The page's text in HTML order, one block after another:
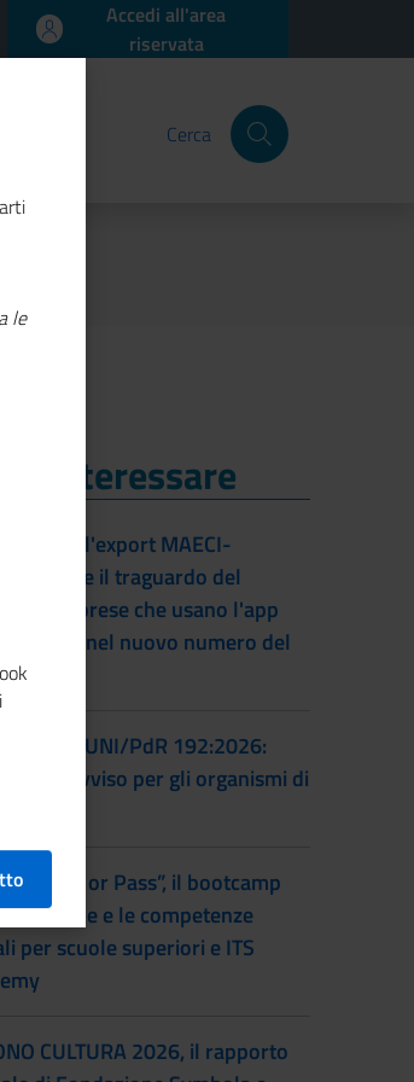
Accedi all'area
riservata
Cerca
Interessare
per l'export MAECI-
e il traguardo del
di imprese che usano l'app
Italia nel nuovo numero del
UNI/PdR 192:2026:
l'avviso per gli organismi di
“Smash or Pass”, il bootcamp
e le competenze
per scuole superiori e ITS
CULTURA 2026, il rapporto
le